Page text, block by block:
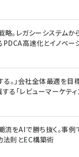
。レガシーシステムか
PDCA高速化とイノベー
る。」会社全体最適を目
る「レビューマーケティ
流をAIで勝ち抜く。事例
法則とEC構築術